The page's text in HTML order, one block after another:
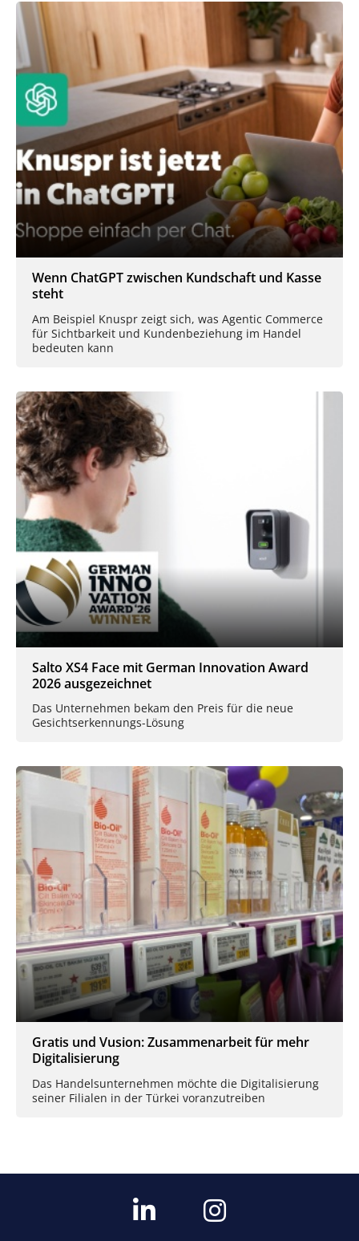
Wenn ChatGPT zwischen Kundschaft und Kasse
steht
Am Beispiel Knuspr zeigt sich, was Agentic Commerce
für Sichtbarkeit und Kundenbeziehung im Handel
bedeuten kann
Salto XS4 Face mit German Innovation Award
2026 ausgezeichnet
Das Unternehmen bekam den Preis für die neue
Gesichtserkennungs-Lösung
Gratis und Vusion: Zusammenarbeit für mehr
Digitalisierung
Das Handelsunternehmen möchte die Digitalisierung
seiner Filialen in der Türkei voranzutreiben